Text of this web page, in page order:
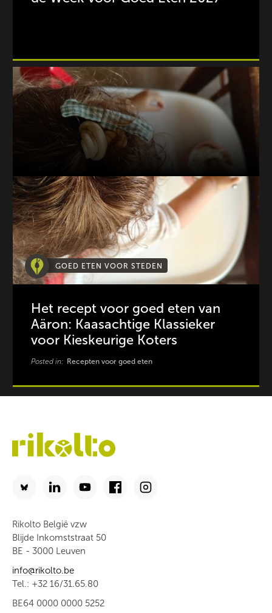
GOED ETEN VOOR STEDEN
Het recept voor goed eten van
Aäron: Kaasachtige Klassieker
voor Kieskeurige Koters
Posted in: Recepten voor goed eten
Rikolto België vzw
Blijde Inkomststraat 50
BE - 3000 Leuven
info@rikolto.be
Tel.: +32 16/31.65.80
BE64 0000 0000 5252